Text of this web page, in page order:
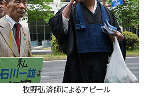
牧野弘済師によるアピール